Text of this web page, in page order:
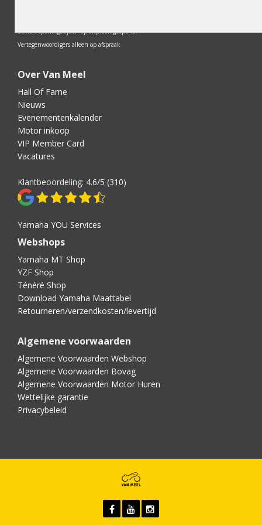
Buiten openingstijden op afspraak geopend.
Vertegenwoordigers alleen op afspraak
Over Van Meel
Hall Of Fame
Nieuws
Evenementenkalender
Motor inkoop
VIP Member Card
Vacatures
Klantbeoordeling: 4.6/5 (310)
Yamaha YOU Services
Webshops
Yamaha MT Shop
YZF Shop
Ténéré Shop
Download Yamaha Maattabel
Retourneren/verzendkosten/levertijd
Algemene voorwaarden
Algemene Voorwaarden Webshop
Algemene Voorwaarden Bovag
Algemene Voorwaarden Motor Huren
Wettelijke garantie
Privacybeleid